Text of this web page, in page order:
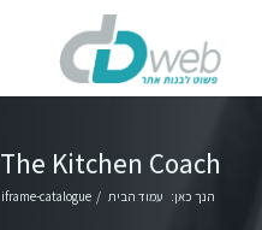
The Kitchen Coach
הנך כאן: עמוד הבית /
iframe-catalogue